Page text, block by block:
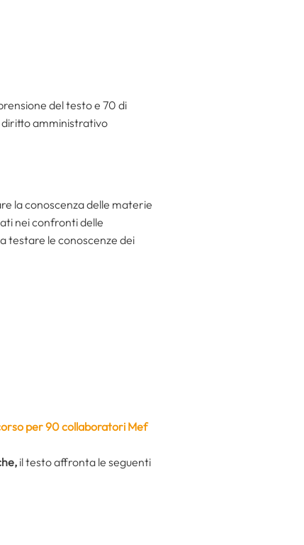
del testo e 70 di
diritto amministrativo
la conoscenza delle materie
nei confronti delle
testare le conoscenze dei
per 90 collaboratori Mef
il testo affronta le seguenti